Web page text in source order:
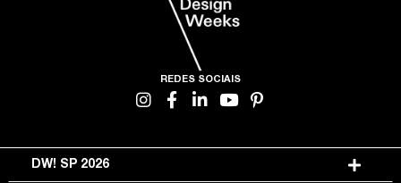
REDES SOCIAIS
DW! SP 2026